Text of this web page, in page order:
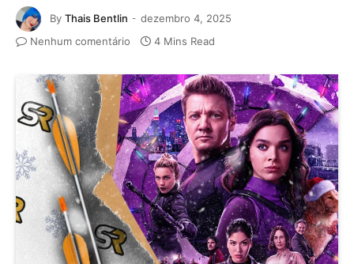
By Thais Bentlin
dezembro 4, 2025
Nenhum comentário
4 Mins Read